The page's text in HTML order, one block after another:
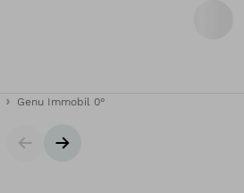
Genu Immobil 0°
SliderNächster Slide